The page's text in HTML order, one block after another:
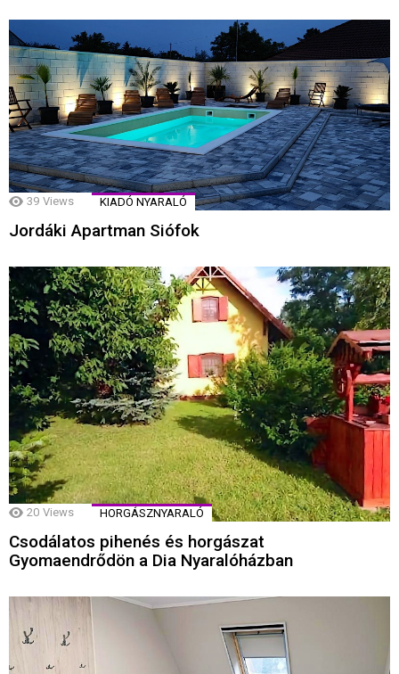
39 Views KIADÓ NYARALÓ
Jordáki Apartman Siófok
20 Views HORGÁSZNYARALÓ
Csodálatos pihenés és horgászat
Gyomaendrődön a Dia Nyaralóházban